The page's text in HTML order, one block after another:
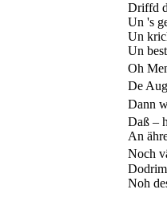
Driffd
Un 's
Un
Un
Oh
De
Dann
Daß –
An
Noch
Noh